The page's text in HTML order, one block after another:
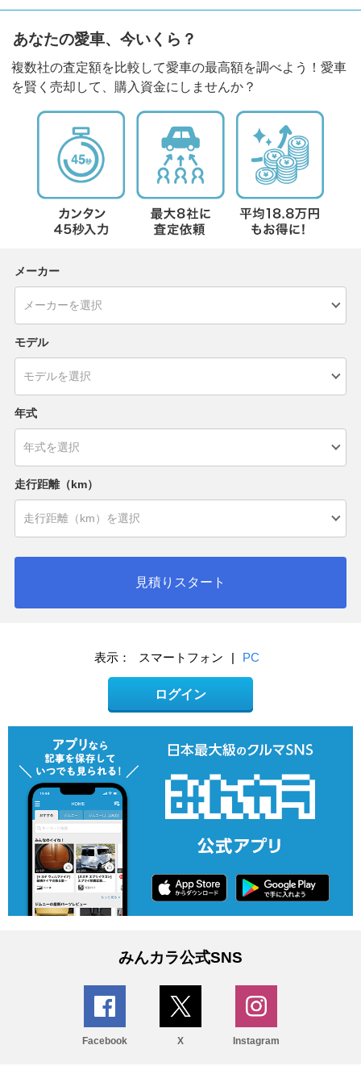
あなたの愛車、今いくら？
複数社の査定額を比較して愛車の最高額を調べよう！愛車
を賢く売却して、購入資金にしませんか？
メーカー
モデル
年式
走行距離（km）
見積りスタート
表示： スマートフォン | PC
ログイン
みんカラ公式SNS
Facebook X Instagram